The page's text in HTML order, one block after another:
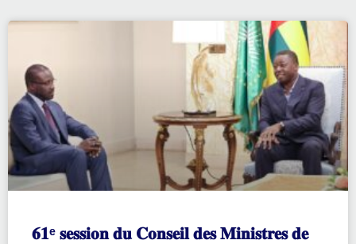
𝟔𝟏ᵉ 𝐬𝐞𝐬𝐬𝐢𝐨𝐧 𝐝𝐮 𝐂𝐨𝐧𝐬𝐞𝐢𝐥 𝐝𝐞𝐬 𝐌𝐢𝐧𝐢𝐬𝐭𝐫𝐞𝐬 𝐝𝐞